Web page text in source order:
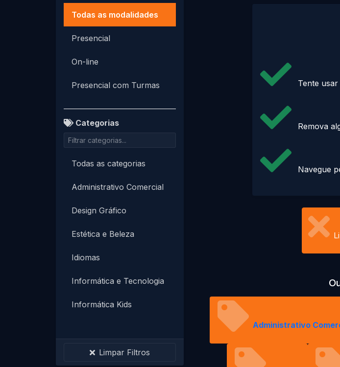
Todas as modalidades
Presencial
On-line
Presencial com Turmas
Categorias
Todas as categorias
Administrativo Comercial
Design Gráfico
Estética e Beleza
Idiomas
Informática e Tecnologia
Informática Kids
PROMOÇÕES ESPECIAIS
Limpar Filtros
Tente
Remova
Navegue
Administrativo